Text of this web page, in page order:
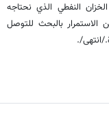
النفطي الذي نحتاجه
الاستمرار بالبحث للتوصل
انتهى/.